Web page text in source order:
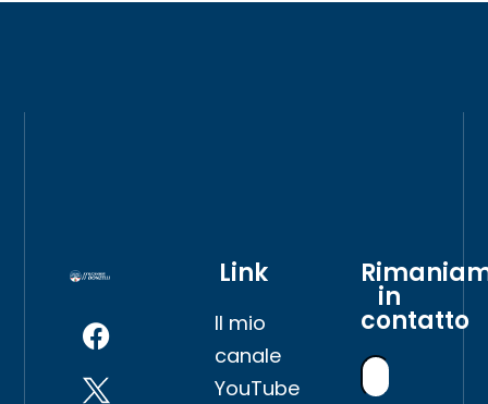
Link
Il mio
canale
YouTube
in
contatto